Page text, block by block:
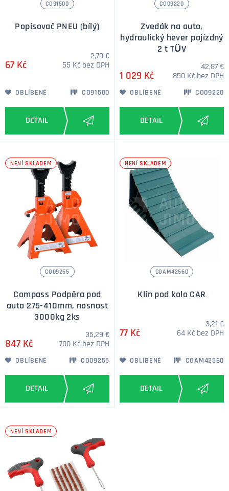
CO91500
Popisovač PNEU (bílý)
67 Kč
2,79 €
55 Kč bez DPH
OBLÍBENÉ CO91500
CO09220
Zvedák na auto,
hydraulický hever pojízdný
2 t TÜV
1 029 Kč
42,87 €
850 Kč bez DPH
OBLÍBENÉ CO09220
NENÍ SKLADEM
CO09255
Compass Podpěra pod
auto 275-410mm, nosnost
3000kg 2ks
847 Kč
35,29 €
700 Kč bez DPH
OBLÍBENÉ CO09255
NENÍ SKLADEM
COAM42560
Klín pod kolo CAR
77 Kč
3,21 €
64 Kč bez DPH
OBLÍBENÉ COAM42560
NENÍ SKLADEM